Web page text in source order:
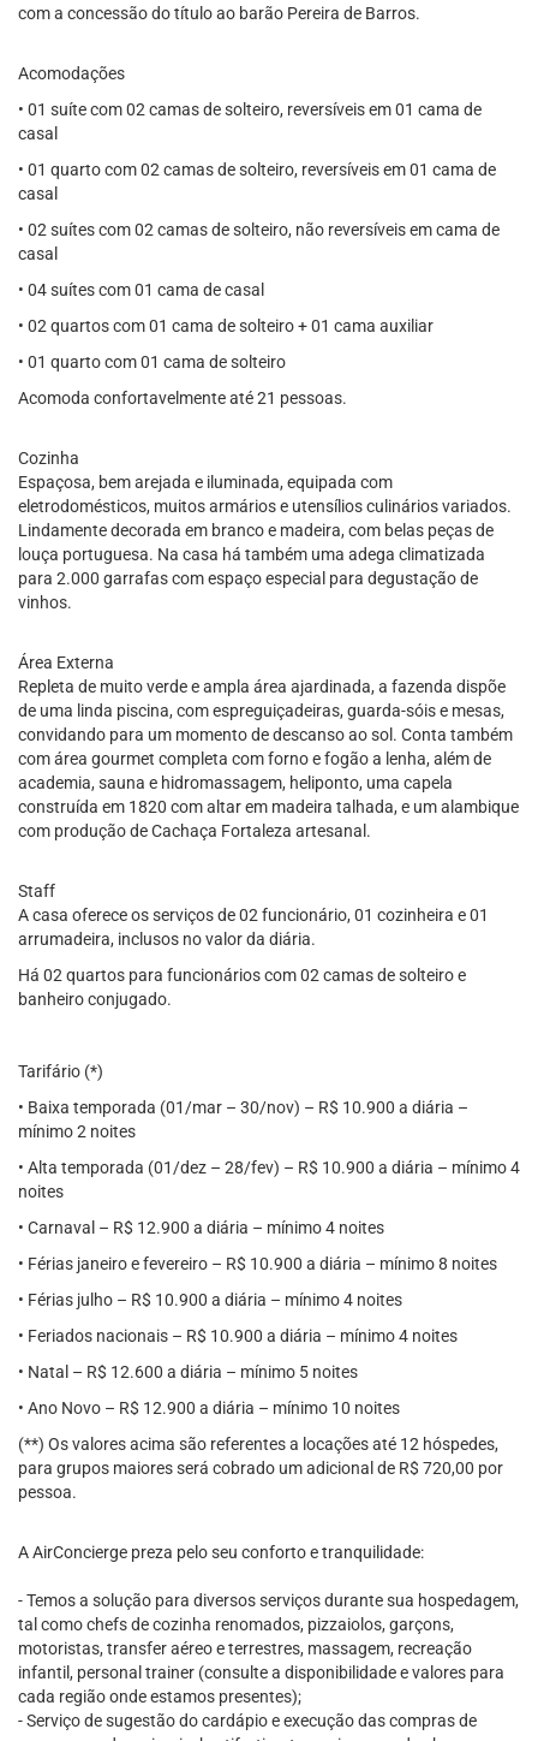
com a concessão do título ao barão Pereira de Barros.
Acomodações
• 01 suíte com 02 camas de solteiro, reversíveis em 01 cama de
casal
• ⁠01 quarto com 02 camas de solteiro, reversíveis em 01 cama de
casal
• ⁠02 suítes com 02 camas de solteiro, não reversíveis em cama de
casal
• ⁠04 suítes com 01 cama de casal
• ⁠02 quartos com 01 cama de solteiro + 01 cama auxiliar
• ⁠01 quarto com 01 cama de solteiro
Acomoda confortavelmente até 21 pessoas.
Cozinha
Espaçosa, bem arejada e iluminada, equipada com
eletrodomésticos, muitos armários e utensílios culinários variados.
Lindamente decorada em branco e madeira, com belas peças de
louça portuguesa. Na casa há também uma adega climatizada
para 2.000 garrafas com espaço especial para degustação de
vinhos.
Área Externa
Repleta de muito verde e ampla área ajardinada, a fazenda dispõe
de uma linda piscina, com espreguiçadeiras, guarda-sóis e mesas,
convidando para um momento de descanso ao sol. Conta também
com área gourmet completa com forno e fogão a lenha, além de
academia, sauna e hidromassagem, heliponto, uma capela
construída em 1820 com altar em madeira talhada, e um alambique
com produção de Cachaça Fortaleza artesanal.
Staff
A casa oferece os serviços de 02 funcionário, 01 cozinheira e 01
arrumadeira, inclusos no valor da diária.
Há 02 quartos para funcionários com 02 camas de solteiro e
banheiro conjugado.
Tarifário (*)
• Baixa temporada (01/mar – 30/nov) – R$ 10.900 a diária –
mínimo 2 noites
• Alta temporada (01/dez – 28/fev) – R$ 10.900 a diária – mínimo 4
noites
• Carnaval – R$ 12.900 a diária – mínimo 4 noites
• Férias janeiro e fevereiro – R$ 10.900 a diária – mínimo 8 noites
• Férias julho – R$ 10.900 a diária – mínimo 4 noites
• Feriados nacionais – R$ 10.900 a diária – mínimo 4 noites
• Natal – R$ 12.600 a diária – mínimo 5 noites
• Ano Novo – R$ 12.900 a diária – mínimo 10 noites
(**) Os valores acima são referentes a locações até 12 hóspedes,
para grupos maiores será cobrado um adicional de R$ 720,00 por
pessoa.
A AirConcierge preza pelo seu conforto e tranquilidade:
- Temos a solução para diversos serviços durante sua hospedagem,
tal como chefs de cozinha renomados, pizzaiolos, garçons,
motoristas, transfer aéreo e terrestres, massagem, recreação
infantil, personal trainer (consulte a disponibilidade e valores para
cada região onde estamos presentes);
- Serviço de sugestão do cardápio e execução das compras de